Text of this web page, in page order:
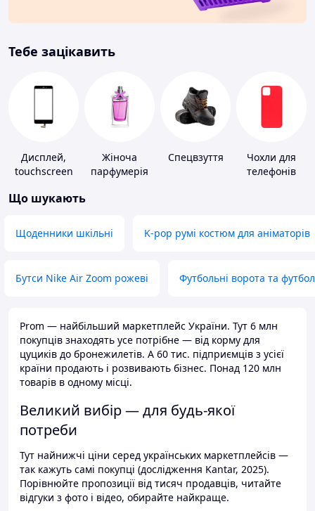
Тебе зацікавить
Дисплей,
touchscreen
Жіноча
парфумерія
Спецвзуття
Чохли для
телефонів
Що шукають
Щоденники шкільні K-pop румі костюм для аніматорів
Бутси Nike Air Zoom рожеві Футбольні ворота та
Prom — найбільший маркетплейс України. Тут 6 млн
покупців знаходять усе потрібне — від корму для
цуциків до бронежилетів. А 60 тис. підприємців з усієї
країни продають і розвивають бізнес. Понад 120 млн
товарів в одному місці.
Великий вибір — для будь-якої
потреби
Тут найнижчі ціни серед українських маркетплейсів —
так кажуть самі покупці (дослідження Kantar, 2025).
Порівнюйте пропозиції від тисяч продавців, читайте
відгуки з фото і відео, обирайте найкраще.